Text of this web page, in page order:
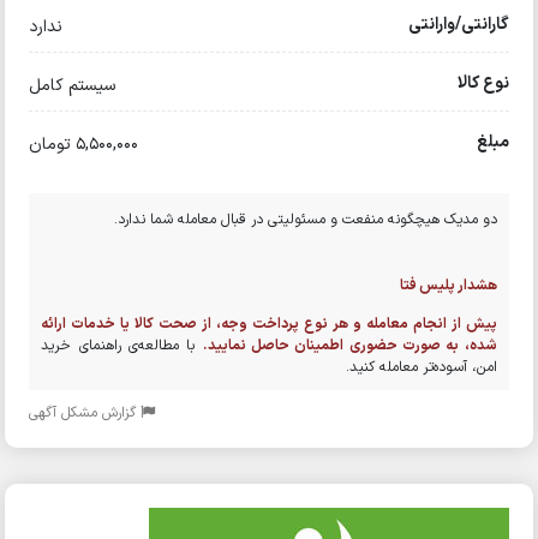
گارانتی/وارانتی ندارد
نوع کالا سیستم کامل
مبلغ 5,500,000 تومان
دو مدیک هیچگونه منفعت و مسئولیتی در قبال معامله شما ندارد.
هشدار پلیس فتا
پیش از انجام معامله و هر نوع پرداخت وجه، از صحت کالا یا خدمات ارائه
شده، به صورت حضوری اطمینان حاصل نمایید. با مطالعه‌ی راهنمای خرید
امن، آسوده‌تر معامله کنید.
گزارش مشکل آگهی